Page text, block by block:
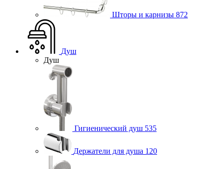
Шторы и карнизы 872
Душ
Душ
Гигиенический душ 535
Держатели для душа 120